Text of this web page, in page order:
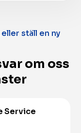
ställ en ny
om oss
Service